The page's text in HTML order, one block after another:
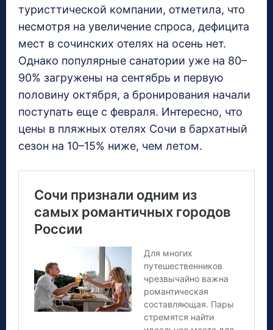
туристтической компании, отметила, что
несмотря на увеличение спроса, дефицита
мест в сочинских отелях на осень нет.
Однако популярные санатории уже на 80–
90% загружены на сентябрь и первую
половину октября, а бронирования начали
поступать еще с февраля. Интересно, что
цены в пляжных отелях Сочи в бархатный
сезон на 10–15% ниже, чем летом.